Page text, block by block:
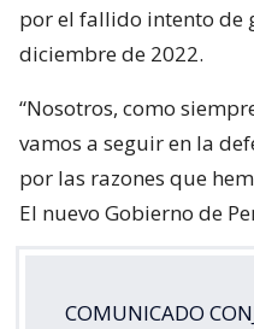
por el fallido intento de
diciembre de 2022.
“Nosotros, como
vamos a seguir en la
por las razones que
El nuevo Gobierno de
COMUNICADO